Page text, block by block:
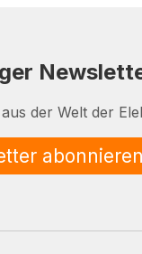
der Welt der
abonnieren